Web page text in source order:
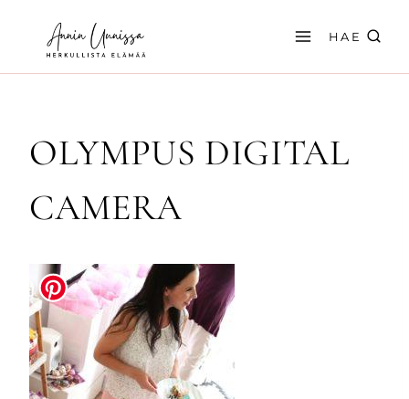
sisältöön
HAE
OLYMPUS DIGITAL
CAMERA